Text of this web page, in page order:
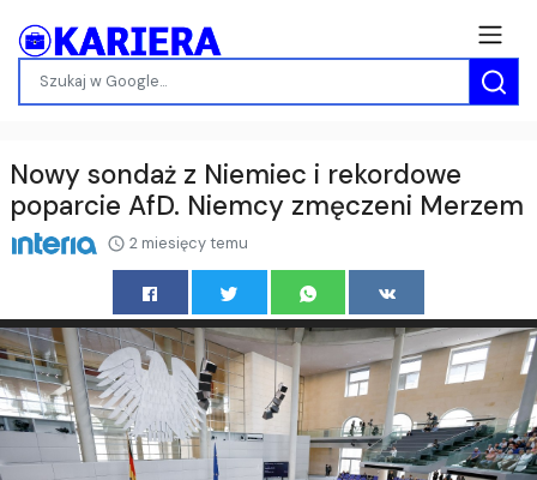
Nowy sondaż z Niemiec i rekordowe
poparcie AfD. Niemcy zmęczeni Merzem
2 miesięcy temu